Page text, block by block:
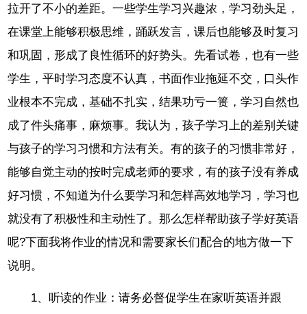
拉开了不小的差距。一些学生学习兴趣浓，学习劲头足，
在课堂上能够积极思维，踊跃发言，课后也能够及时复习
和巩固，形成了良性循环的好势头。先看试卷，也有一些
学生，平时学习态度不认真，书面作业拖延不交，口头作
业根本不完成，基础不扎实，结果功亏一篑，学习自然也
成了件头痛事，麻烦事。我认为，孩子学习上的差别关键
与孩子的学习习惯和方法有关。有的孩子的习惯非常好，
能够自觉主动的按时完成老师的要求，有的孩子没有养成
好习惯，不知道为什么要学习和怎样高效地学习，学习也
就没有了积极性和主动性了。那么怎样帮助孩子学好英语
呢?下面我将作业的情况和需要家长们配合的地方做一下
说明。
1、听读的作业：请务必督促学生在家听英语并跟